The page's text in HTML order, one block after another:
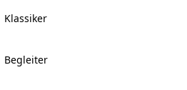
Klassiker
Begleiter